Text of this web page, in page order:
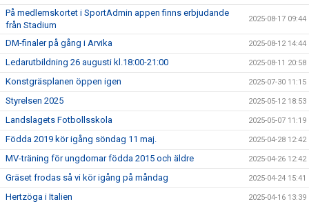
På medlemskortet i SportAdmin appen finns erbjudande
från Stadium
2025-08-17 09:44
DM-finaler på gång i Arvika 2025-08-12 14:44
Ledarutbildning 26 augusti kl.18:00-21:00 2025-08-11 20:58
Konstgräsplanen öppen igen 2025-07-30 11:15
Styrelsen 2025 2025-05-12 18:53
Landslagets Fotbollsskola 2025-05-07 11:19
Födda 2019 kör igång söndag 11 maj. 2025-04-28 12:42
MV-träning för ungdomar födda 2015 och äldre 2025-04-26 12:42
Gräset frodas så vi kör igång på måndag 2025-04-24 15:41
Hertzöga i Italien 2025-04-16 13:39